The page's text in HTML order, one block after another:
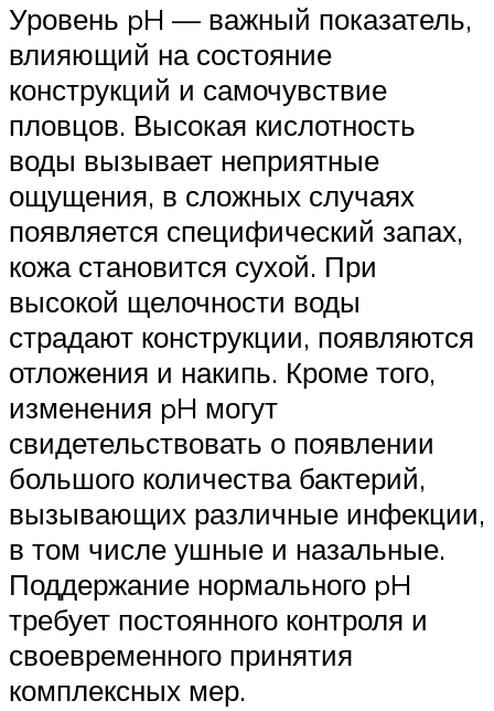
Уровень pH — важный показатель,
влияющий на состояние
конструкций и самочувствие
пловцов. Высокая кислотность
воды вызывает неприятные
ощущения, в сложных случаях
появляется специфический запах,
кожа становится сухой. При
высокой щелочности воды
страдают конструкции, появляются
отложения и накипь. Кроме того,
изменения pH могут
свидетельствовать о появлении
большого количества бактерий,
вызывающих различные инфекции,
в том числе ушные и назальные.
Поддержание нормального pH
требует постоянного контроля и
своевременного принятия
комплексных мер.